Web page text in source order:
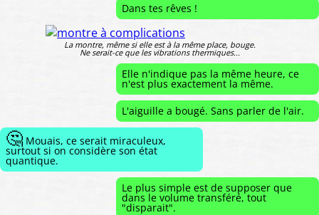
Dans tes rêves !
La montre, même si elle est à la même place, bouge.
Ne serait-ce que les vibrations thermiques...
Elle n'indique pas la même heure, ce
n'est plus exactement la même.
L'aiguille a bougé. Sans parler de l'air.
🤔 Mouais, ce serait miraculeux,
surtout si on considère son état
quantique.
Le plus simple est de supposer que
dans le volume transféré, tout
"disparait".